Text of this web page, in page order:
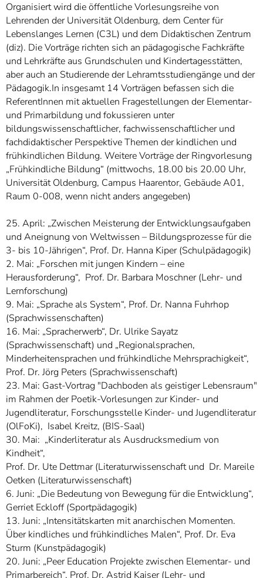
Organisiert wird die öffentliche Vorlesungsreihe von
Lehrenden der Universität Oldenburg, dem Center für
Lebenslanges Lernen (C3L) und dem Didaktischen Zentrum
(diz). Die Vorträge richten sich an pädagogische Fachkräfte
und Lehrkräfte aus Grundschulen und Kindertagesstätten,
aber auch an Studierende der Lehramtsstudiengänge und der
Pädagogik.In insgesamt 14 Vorträgen befassen sich die
ReferentInnen mit aktuellen Fragestellungen der Elementar-
und Primarbildung und fokussieren unter
bildungswissenschaftlicher, fachwissenschaftlicher und
fachdidaktischer Perspektive Themen der kindlichen und
frühkindlichen Bildung. Weitere Vorträge der Ringvorlesung
„Frühkindliche Bildung“ (mittwochs, 18.00 bis 20.00 Uhr,
Universität Oldenburg, Campus Haarentor, Gebäude A01,
Raum 0-008, wenn nicht anders angegeben)
25. April: „Zwischen Meisterung der Entwicklungsaufgaben
und Aneignung von Weltwissen – Bildungsprozesse für die
3- bis 10-Jährigen“, Prof. Dr. Hanna Kiper (Schulpädagogik)
2. Mai: „Forschen mit jungen Kindern – eine
Herausforderung“, Prof. Dr. Barbara Moschner (Lehr- und
Lernforschung)
9. Mai: „Sprache als System“, Prof. Dr. Nanna Fuhrhop
(Sprachwissenschaften)
16. Mai: „Spracherwerb“, Dr. Ulrike Sayatz
(Sprachwissenschaft) und „Regionalsprachen,
Minderheitensprachen und frühkindliche Mehrsprachigkeit“,
Prof. Dr. Jörg Peters (Sprachwissenschaft)
23. Mai: Gast-Vortrag "Dachboden als geistiger Lebensraum"
im Rahmen der Poetik-Vorlesungen zur Kinder- und
Jugendliteratur, Forschungsstelle Kinder- und Jugendliteratur
(OlFoKi), Isabel Kreitz, (BIS-Saal)
30. Mai: „Kinderliteratur als Ausdrucksmedium von
Kindheit“,
Prof. Dr. Ute Dettmar (Literaturwissenschaft und Dr. Mareile
Oetken (Literaturwissenschaft)
6. Juni: „Die Bedeutung von Bewegung für die Entwicklung“,
Gerriet Eckloff (Sportpädagogik)
13. Juni: „Intensitätskarten mit anarchischen Momenten.
Über kindliches und frühkindliches Malen“, Prof. Dr. Eva
Sturm (Kunstpädagogik)
20. Juni: „Peer Education Projekte zwischen Elementar- und
Primarbereich“, Prof. Dr. Astrid Kaiser (Lehr- und